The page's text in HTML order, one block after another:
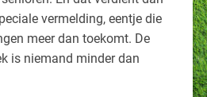
vermelding, eentje die
meer dan toekomt. De
is niemand minder dan